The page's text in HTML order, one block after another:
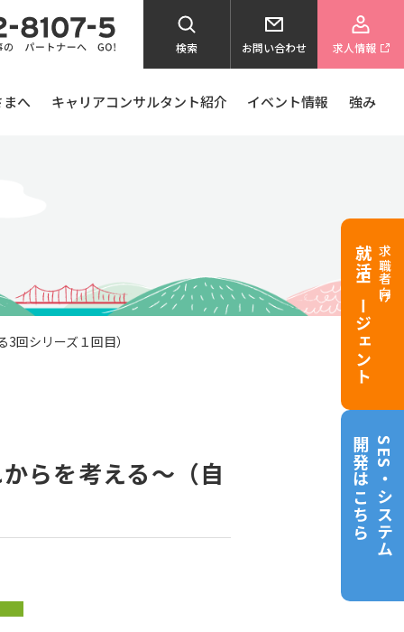
就活エージェント求職者向け
開発はこちらSES・システム
検索 お問い合わせ 求人情報
まへ キャリアコンサルタント紹介 イベント情報 強み
回シリーズ１回目）
らを考える～（自